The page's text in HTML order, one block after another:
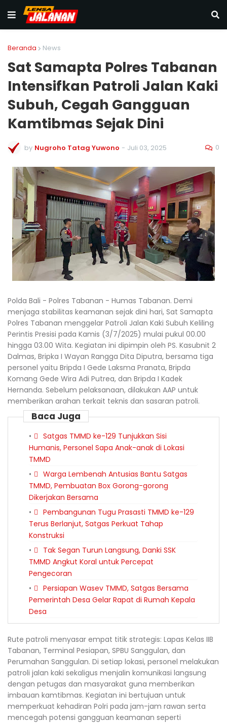
Beranda News
Sat Samapta Polres Tabanan
Intensifkan Patroli Jalan Kaki
Subuh, Cegah Gangguan
Kamtibmas Sejak Dini
by Nugroho Tatag Yuwono - Juli 03, 2025 0
Polda Bali - Polres Tabanan - Humas Tabanan. Demi
menjaga stabilitas keamanan sejak dini hari, Sat Samapta
Polres Tabanan menggelar Patroli Jalan Kaki Subuh Keliling
Perintis Presisi pada Kamis (3/7/2025) mulai pukul 00.00
hingga 03.00 Wita. Kegiatan ini dipimpin oleh PS. Kasubnit 2
Dalmas, Bripka I Wayan Rangga Dita Diputra, bersama tiga
personel yaitu Bripda I Gede Laksma Pranata, Bripda
Komang Gede Wira Adi Putrea, dan Bripda I Kadek
Hernanda. Sebelum pelaksanaan, dilakukan AAP untuk
memberikan arahan terkait teknis dan sasaran patroli.
Baca Juga
Satgas TMMD ke-129 Tunjukkan Sisi
Humanis, Personel Sapa Anak-anak di Lokasi
TMMD
Warga Lembenah Antusias Bantu Satgas
TMMD, Pembuatan Box Gorong-gorong
Dikerjakan Bersama
Pembangunan Tugu Prasasti TMMD ke-129
Terus Berlanjut, Satgas Perkuat Tahap
Konstruksi
Tak Segan Turun Langsung, Danki SSK
TMMD Angkut Koral untuk Percepat
Pengecoran
Persiapan Wasev TMMD, Satgas Bersama
Pemerintah Desa Gelar Rapat di Rumah Kepala
Desa
Rute patroli menyasar empat titik strategis: Lapas Kelas IIB
Tabanan, Terminal Pesiapan, SPBU Sanggulan, dan
Perumahan Sanggulan. Di setiap lokasi, personel melakukan
patroli jalan kaki sekaligus menjalin komunikasi langsung
dengan petugas dan masyarakat guna memberikan
imbauan kamtibmas. Kegiatan ini bertujuan untuk
memperkuat kehadiran Polri pada jam-jam rawan serta
mencegah potensi gangguan keamanan seperti